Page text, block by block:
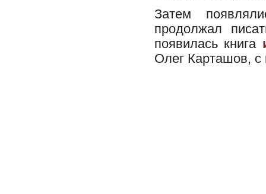
Затем
продолжал
появилась книга
Олег Карташов,